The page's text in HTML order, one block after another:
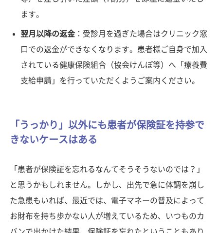
ます。
翌月以降の返金 ：受診月を過ぎた場合はクリニック窓
口での返金ができなくなります。患者様ご自身で加入
されている健康保険組合（協会けんぽ等）へ「療養費
支給申請」を行っていただくようご案内ください。
「うっかり」以外にも患者が保険証を持参で
きないケースはある
「患者が保険証を忘れるなんてそうそうないのでは？」
と思うかもしれません。しかし、出先で急に体調を崩し
た急患もいれば、最近では、電子マネーの普及によって
お財布を持ち歩かない人が増えているため、いつものカ